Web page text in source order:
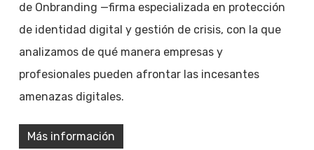
de Onbranding —firma especializada en protección
de identidad digital y gestión de crisis, con la que
analizamos de qué manera empresas y
profesionales pueden afrontar las incesantes
amenazas digitales.
Más información